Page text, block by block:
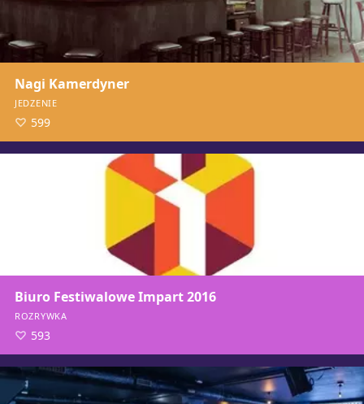
Nagi Kamerdyner
JEDZENIE
599
Biuro Festiwalowe Impart 2016
ROZRYWKA
593